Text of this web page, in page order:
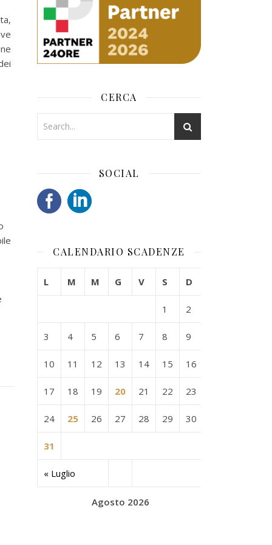
CERCA
SOCIAL
CALENDARIO SCADENZE
Agosto 2026
L M M G V S D
« Luglio
1 2
3 4 5 6 7 8 9
10 11 12 13 14 15 16
17 18 19 20 21 22 23
24 25 26 27 28 29 30
31